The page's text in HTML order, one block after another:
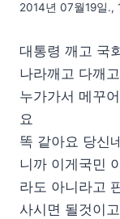
2014년 07월19일.,
대통령 깨고 국
나라깨고 다깨
누가가서 메꾸
요
똑 같아요 당신
니까 이게국민
라도 아니라고
사시면 될것이